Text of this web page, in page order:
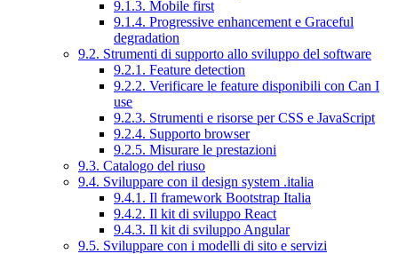
9.1.3. Mobile first
9.1.4. Progressive enhancement e Graceful
degradation
9.2. Strumenti di supporto allo sviluppo del software
9.2.1. Feature detection
9.2.2. Verificare le feature disponibili con Can I
use
9.2.3. Strumenti e risorse per CSS e JavaScript
9.2.4. Supporto browser
9.2.5. Misurare le prestazioni
9.3. Catalogo del riuso
9.4. Sviluppare con il design system .italia
9.4.1. Il framework Bootstrap Italia
9.4.2. Il kit di sviluppo React
9.4.3. Il kit di sviluppo Angular
9.5. Sviluppare con i modelli di sito e servizi